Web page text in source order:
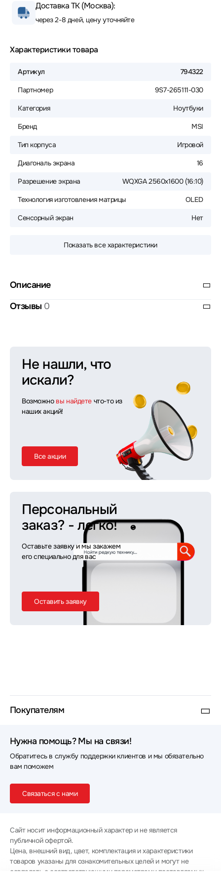
Доставка ТК (Москва):
через 2-8 дней, цену уточняйте
Характеристики товара
Артикул 794322
Партномер 9S7-265111-030
Категория Ноутбуки
Бренд MSI
Тип корпуса Игровой
Диагональ экрана 16
Разрешение экрана WQXGA 2560x1600 (16:10)
Технология изготовления матрицы OLED
Сенсорный экран Нет
Показать все характеристики
Описание
Отзывы 0
Не нашли, что
искали?
Возможно вы найдете что-то из
наших акций!
Все акции
Персональный
заказ? - легко!
Оставьте заявку и мы закажем
его специально для вас
Оставить заявку
Покупателям
Нужна помощь? Мы на связи!
Обратитесь в службу поддержки клиентов и мы обязательно
вам поможем
Связаться с нами
Сайт носит информационный характер и не является
публичной офертой.
Цена, внешний вид, цвет, комплектация и характеристики
товаров указаны для ознакомительных целей и могут не